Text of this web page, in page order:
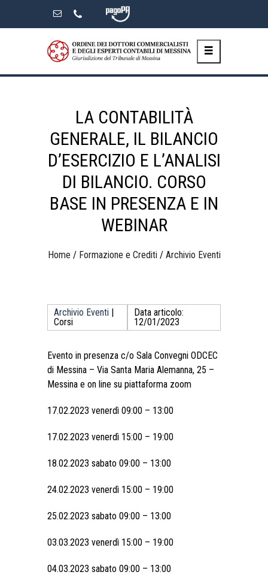
LA CONTABILITÀ
GENERALE, IL BILANCIO
D’ESERCIZIO E L’ANALISI
DI BILANCIO. CORSO
BASE IN PRESENZA E IN
WEBINAR
Home / Formazione e Crediti / Archivio Eventi
Archivio Eventi
Corsi
Data articolo:
12/01/2023
Evento in presenza c/o Sala Convegni ODCEC
di Messina – Via Santa Maria Alemanna, 25 –
Messina e on line su piattaforma zoom
17.02.2023 venerdì 09:00 – 13:00
17.02.2023 venerdì 15:00 – 19:00
18.02.2023 sabato 09:00 – 13:00
24.02.2023 venerdì 15:00 – 19:00
25.02.2023 sabato 09:00 – 13:00
03.03.2023 venerdì 15:00 – 19:00
04.03.2023 sabato 09:00 – 13:00